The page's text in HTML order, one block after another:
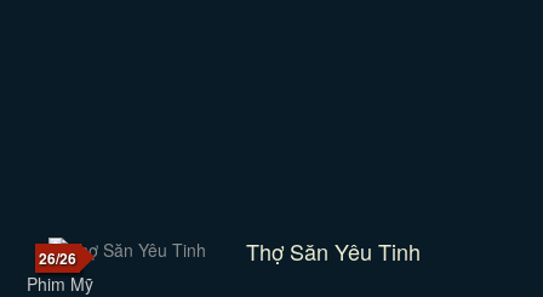
26/26 Thợ Săn Yêu Tinh
Phim Mỹ